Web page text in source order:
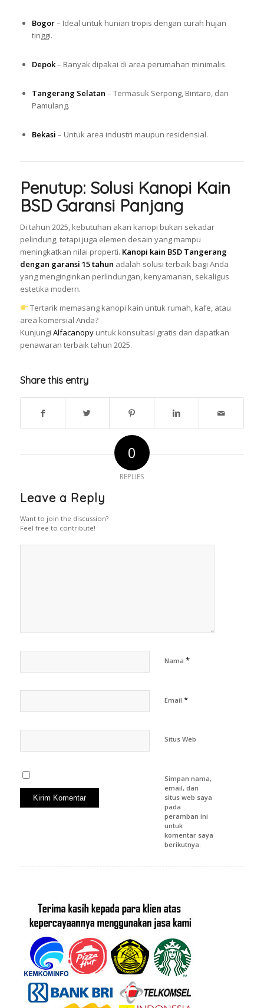
Bogor– Ideal untuk hunian tropis dengan curah hujan
tinggi.
Depok– Banyak dipakai di area perumahan minimalis.
Tangerang Selatan – Termasuk Serpong, Bintaro, dan
Pamulang.
Bekasi – Untuk area industri maupun residensial.
Penutup: Solusi Kanopi Kain
BSD Garansi Panjang
Di tahun 2025, kebutuhan akan kanopi bukan sekadar
pelindung, tetapi juga elemen desain yang mampu
meningkatkan nilai properti. Kanopi kain BSD Tangerang
dengan garansi 15 tahun adalah solusi terbaik bagi Anda
yang menginginkan perlindungan, kenyamanan, sekaligus
estetika modern.
Tertarik memasang kanopi kain untuk rumah, kafe, atau
area komersial Anda?
Kunjungi Alfacanopyuntuk konsultasi gratis dan dapatkan
penawaran terbaik tahun 2025.
Share this entry
0
REPLIES
Leave a Reply
Want to join the discussion?
Feel free to contribute!
Nama *
Email *
Situs Web
Simpan nama,
email, dan
situs web saya
pada
peramban ini
untuk
komentar saya
berikutnya.